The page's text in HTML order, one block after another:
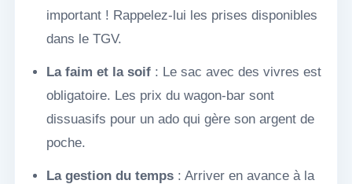
important ! Rappelez-lui les prises disponibles
dans le TGV.
La faim et la soif: Le sac avec des vivres est
obligatoire. Les prix du wagon-bar sont
dissuasifs pour un ado qui gère son argent de
poche.
La gestion du temps: Arriver en avance à la